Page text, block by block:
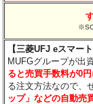
【三菱UFJ eスマー
MUFGグループが出
ると売買手数料が0円
る注文方法なので、
ップ」などの自動売